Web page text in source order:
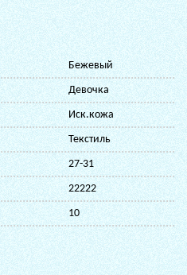
Бежевый
Девочка
Иск.кожа
Текстиль
27-31
22222
10